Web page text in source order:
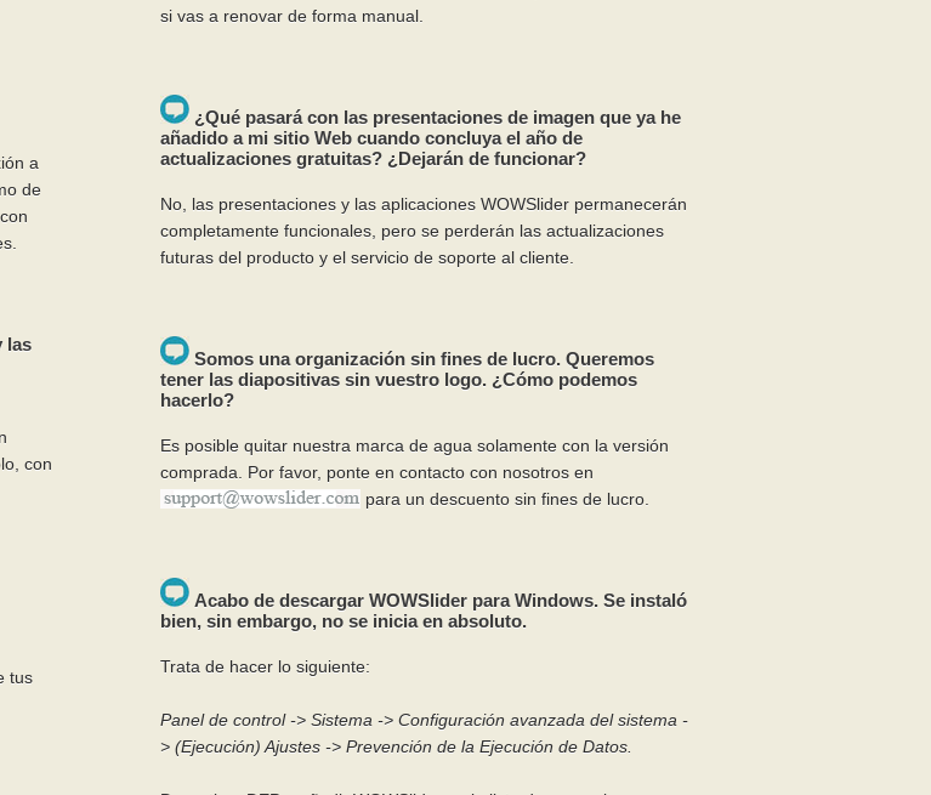
si vas a renovar de forma manual.
¿Qué pasará con las presentaciones de imagen que ya he
añadido a mi sitio Web cuando concluya el año de
actualizaciones gratuitas? ¿Dejarán de funcionar?
No, las presentaciones y las aplicaciones WOWSlider permanecerán
completamente funcionales, pero se perderán las actualizaciones
futuras del producto y el servicio de soporte al cliente.
Somos una organización sin fines de lucro. Queremos
tener las diapositivas sin vuestro logo. ¿Cómo podemos
hacerlo?
Es posible quitar nuestra marca de agua solamente con la versión
comprada. Por favor, ponte en contacto con nosotros en
para un descuento sin fines de lucro.
Acabo de descargar WOWSlider para Windows. Se instaló
bien, sin embargo, no se inicia en absoluto.
Trata de hacer lo siguiente:
Panel de control -> Sistema -> Configuración avanzada del sistema -
> (Ejecución) Ajustes -> Prevención de la Ejecución de Datos.
a
de
las
con
tus